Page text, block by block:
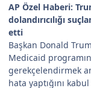
AP Özel Haberi:
dolandırıcılığı
etti
Başkan Donald
Medicaid
gerekçelendirmek
hata yaptığını